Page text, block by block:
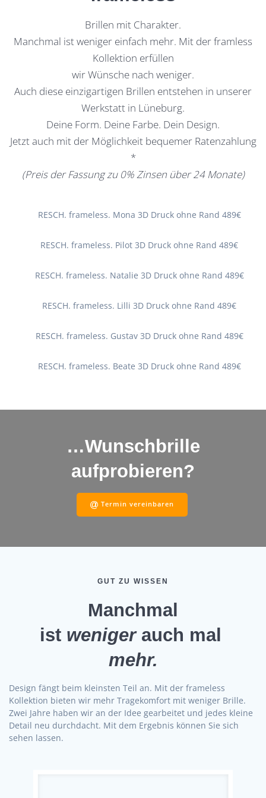
Brillen mit Charakter.
Manchmal ist weniger einfach mehr. Mit der framless
Kollektion erfüllen
wir Wünsche nach weniger.
Auch diese einzigartigen Brillen entstehen in unserer
Werkstatt in Lüneburg.
Deine Form. Deine Farbe. Dein Design.
Jetzt auch mit der Möglichkeit bequemer Ratenzahlung
*
(Preis der Fassung zu 0% Zinsen über 24 Monate)
RESCH. frameless. Mona 3D Druck ohne Rand 489€
RESCH. frameless. Pilot 3D Druck ohne Rand 489€
RESCH. frameless. Natalie 3D Druck ohne Rand 489€
RESCH. frameless. Lilli 3D Druck ohne Rand 489€
RESCH. frameless. Gustav 3D Druck ohne Rand 489€
RESCH. frameless. Beate 3D Druck ohne Rand 489€
…Wunschbrille
aufprobieren?
Termin vereinbaren
GUT ZU WISSEN
Manchmal
ist wenigerauch mal
mehr.
Design fängt beim kleinsten Teil an. Mit der frameless
Kollektion bieten wir mehr Tragekomfort mit weniger Brille.
Zwei Jahre haben wir an der Idee gearbeitet und jedes kleine
Detail neu durchdacht. Mit dem Ergebnis können Sie sich
sehen lassen.